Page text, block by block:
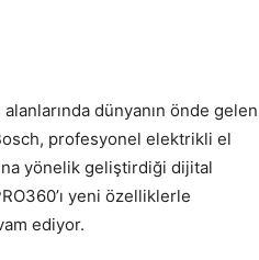
dünyanın önde gelen
profesyonel elektrikli el
yönelik geliştirdiği dijital
yeni özelliklerle
ediyor.